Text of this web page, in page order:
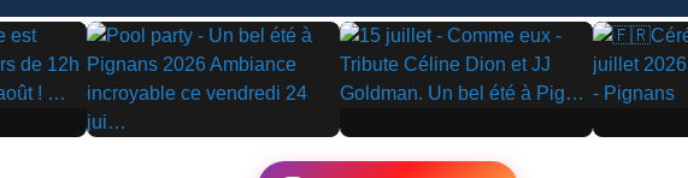
▶
▶ ▶